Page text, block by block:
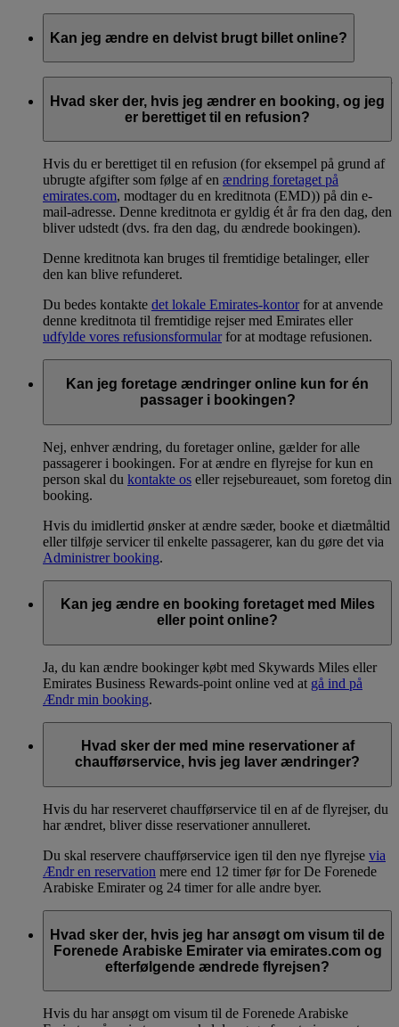
Kan jeg ændre en delvist brugt billet online?
online viaændr din booking, selvom du allerede har afsluttet
dele af din flyrejse.
Hvad sker der, hvis jeg ændrer en booking, og jeg
er berettiget til en refusion?
Hvis du er berettiget til en refusion (for eksempel på grund af
ubrugte afgifter som følge af en ændring foretaget på
emirates.com, modtager du en kreditnota (EMD)) på din e-
mail-adresse. Denne kreditnota er gyldig ét år fra den dag, den
bliver udstedt (dvs. fra den dag, du ændrede bookingen).
Denne kreditnota kan bruges til fremtidige betalinger, eller
den kan blive refunderet.
Du bedes kontakte det lokale Emirates-kontorfor at anvende
denne kreditnota til fremtidige rejser med Emirates eller
udfylde vores refusionsformularfor at modtage refusionen.
Kan jeg foretage ændringer online kun for én
passager i bookingen?
Nej, enhver ændring, du foretager online, gælder for alle
passagerer i bookingen. For at ændre en flyrejse for kun en
person skal du kontakte os eller rejsebureauet, som foretog din
booking.
Hvis du imidlertid ønsker at ændre sæder, booke et diætmåltid
eller tilføje servicer til enkelte passagerer, kan du gøre det via
Administrer booking.
Kan jeg ændre en booking foretaget med Miles
eller point online?
Ja, du kan ændre bookinger købt med Skywards Miles eller
Emirates Business Rewards-point online ved at gå ind på
Ændr min booking.
Hvad sker der med mine reservationer af
chaufførservice, hvis jeg laver ændringer?
Hvis du har reserveret chaufførservice til en af de flyrejser, du
har ændret, bliver disse reservationer annulleret.
Du skal reservere chaufførservice igen til den nye flyrejse via
Ændr en reservation mere end 12 timer før for De Forenede
Arabiske Emirater og 24 timer for alle andre byer.
Hvad sker der, hvis jeg har ansøgt om visum til de
Forenede Arabiske Emirater via emirates.com og
efterfølgende ændrede flyrejsen?
Hvis du har ansøgt om visum til de Forenede Arabiske